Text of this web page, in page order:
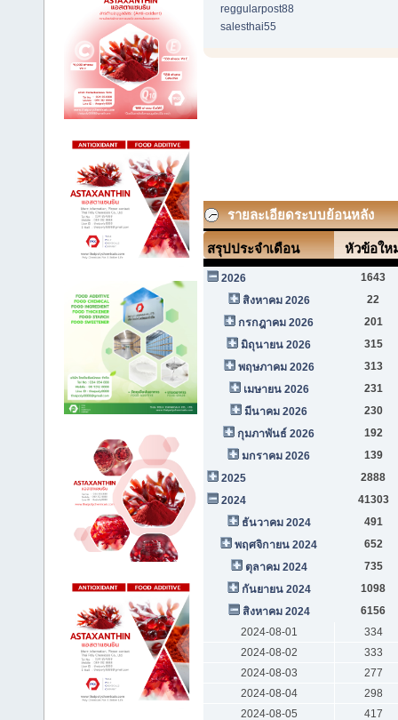
reggularpost88
salesthai55
รายละเอียดระบบย้อนหลัง
สรุปประจำเดือน หัวข้อให
2026
1643
สิงหาคม 2026
22
กรกฎาคม 2026
201
มิถุนายน 2026
315
พฤษภาคม 2026
313
เมษายน 2026
231
มีนาคม 2026
230
กุมภาพันธ์ 2026
192
มกราคม 2026
139
2025
2888
2024
41303
ธันวาคม 2024
491
พฤศจิกายน 2024
652
ตุลาคม 2024
735
กันยายน 2024
1098
สิงหาคม 2024
6156
2024-08-01
334
2024-08-02
333
2024-08-03
277
2024-08-04
298
2024-08-05
417